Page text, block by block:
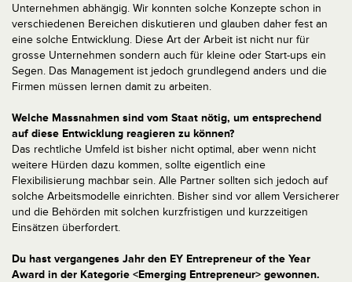
Unternehmen abhängig. Wir konnten solche Konzepte schon in
verschiedenen Bereichen diskutieren und glauben daher fest an
eine solche Entwicklung. Diese Art der Arbeit ist nicht nur für
grosse Unternehmen sondern auch für kleine oder Start-ups ein
Segen. Das Management ist jedoch grundlegend anders und die
Firmen müssen lernen damit zu arbeiten.
Welche Massnahmen sind vom Staat nötig, um entsprechend
auf diese Entwicklung reagieren zu können?
Das rechtliche Umfeld ist bisher nicht optimal, aber wenn nicht
weitere Hürden dazu kommen, sollte eigentlich eine
Flexibilisierung machbar sein. Alle Partner sollten sich jedoch auf
solche Arbeitsmodelle einrichten. Bisher sind vor allem Versicherer
und die Behörden mit solchen kurzfristigen und kurzzeitigen
Einsätzen überfordert.
Du hast vergangenes Jahr den EY Entrepreneur of the Year
Award in der Kategorie <Emerging Entrepreneur> gewonnen.